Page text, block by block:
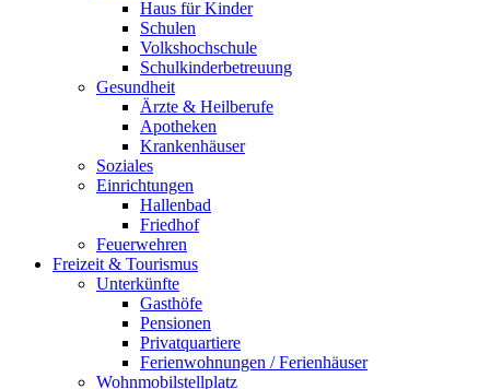
Haus für Kinder
Schulen
Volkshochschule
Schulkinderbetreuung
Gesundheit
Ärzte & Heilberufe
Apotheken
Krankenhäuser
Soziales
Einrichtungen
Hallenbad
Friedhof
Feuerwehren
Freizeit & Tourismus
Unterkünfte
Gasthöfe
Pensionen
Privatquartiere
Ferienwohnungen / Ferienhäuser
Wohnmobilstellplatz